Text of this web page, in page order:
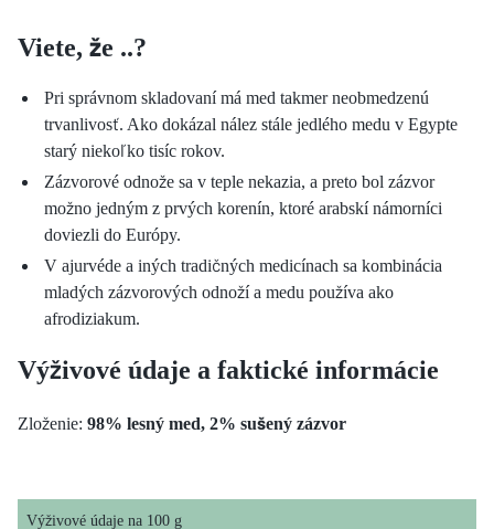
Viete, že ..?
Pri správnom skladovaní má med takmer neobmedzenú
trvanlivosť. Ako dokázal nález stále jedlého medu v Egypte
starý niekoľko tisíc rokov.
Zázvorové odnože sa v teple nekazia, a preto bol zázvor
možno jedným z prvých korenín, ktoré arabskí námorníci
doviezli do Európy.
V ajurvéde a iných tradičných medicínach sa kombinácia
mladých zázvorových odnoží a medu používa ako
afrodiziakum.
Výživové údaje a faktické informácie
Zloženie: 98% lesný med, 2% sušený zázvor
Výživové údaje na 100 g